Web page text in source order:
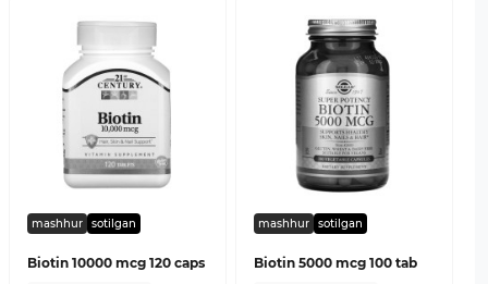
mashhur sotilgan
Biotin 10000 mcg 120 caps
mashhur sotilgan
Biotin 5000 mcg 100 tab